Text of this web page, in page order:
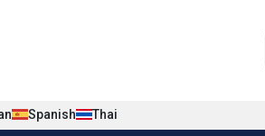
Spanish Thai